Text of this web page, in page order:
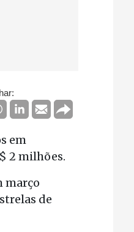
em
2 milhões.
março
de